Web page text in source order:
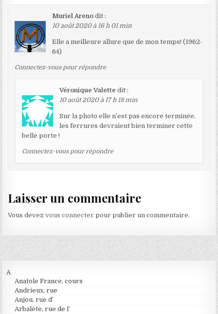
Muriel Areno dit :
10 août 2020 à 16 h 01 min
Elle a meilleure allure que de mon temps! (1962-
64)
Connectez-vous pour répondre
Véronique Valette dit :
10 août 2020 à 17 h 18 min
Sur la photo elle n’est pas encore terminée,
les ferrures devraient bien terminer cette
belle porte !
Connectez-vous pour répondre
Laisser un commentaire
Vous devezvous connecter pour publier un commentaire.
A
Anatole France, cours
Andrieux, rue
Anjou, rue d’
Arbalète, rue de l’